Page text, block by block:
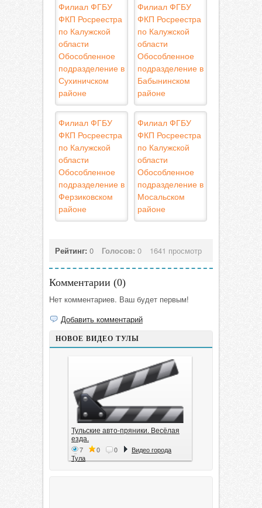
Филиал ФГБУ
ФКП Росреестра
по Калужской
области
Обособленное
подразделение в
Сухиничском
районе
Филиал ФГБУ
ФКП Росреестра
по Калужской
области
Обособленное
подразделение в
Бабынинском
районе
Филиал ФГБУ
ФКП Росреестра
по Калужской
области
Обособленное
подразделение в
Ферзиковском
районе
Филиал ФГБУ
ФКП Росреестра
по Калужской
области
Обособленное
подразделение в
Мосальском
районе
Рейтинг: 0 Голосов: 0 1641 просмотр
Комментарии (0)
Нет комментариев. Ваш будет первым!
Добавить комментарий
НОВОЕ ВИДЕО ТУЛЫ
Тульские авто-пряники. Весёлая
езда.
7 0 0
Видео города
Тула